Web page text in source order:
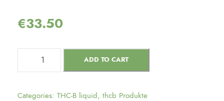
€33.50
ADD TO CART
Categories: THC-B liquid, thcb Produkte